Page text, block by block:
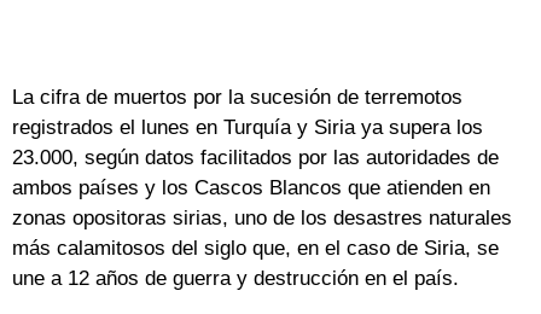
La cifra de muertos por la sucesión de terremotos
registrados el lunes en Turquía y Siria ya supera los
23.000, según datos facilitados por las autoridades de
ambos países y los Cascos Blancos que atienden en
zonas opositoras sirias, uno de los desastres naturales
más calamitosos del siglo que, en el caso de Siria, se
une a 12 años de guerra y destrucción en el país.